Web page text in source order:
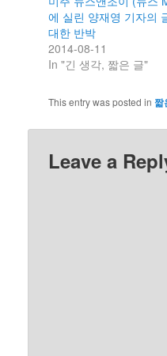
에 실린 양재영 기자의
대한 반박
2014-08-11
In "긴 생각, 짧은 글"
This entry was posted in 짧
Leave a